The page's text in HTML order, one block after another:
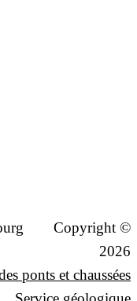
Copyright ©
2026
ponts et chaussées